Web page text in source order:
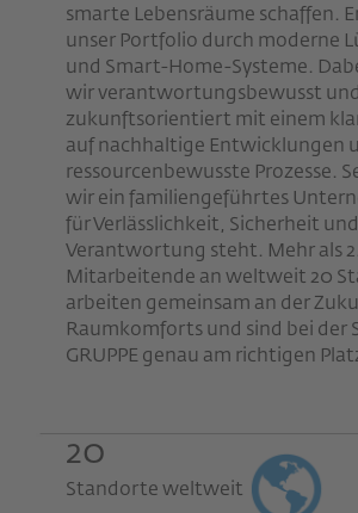
smarte Lebensräume schaffen.
unser Portfolio durch moderne
und Smart-Home-Systeme.
wir verantwortungsbewusst und
zukunftsorientiert mit einem
auf nachhaltige Entwicklungen
ressourcenbewusste Prozesse.
wir ein familiengeführtes
für Verlässlichkeit, Sicherheit und
Verantwortung steht. Mehr als
Mitarbeitende an weltweit 20
arbeiten gemeinsam an der
Raumkomforts und sind bei der
GRUPPE genau am richtigen
20
Standorte weltweit